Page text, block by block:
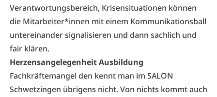
Verantwortungsbereich, Krisensituationen können
die Mitarbeiter*innen mit einem Kommunikationsball
untereinander signalisieren und dann sachlich und
fair klären.
Herzensangelegenheit Ausbildung
Fachkräftemangel den kennt man im SALON
Schwetzingen übrigens nicht. Von nichts kommt auch